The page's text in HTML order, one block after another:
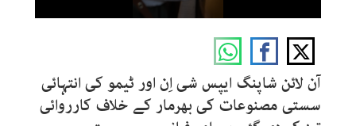
seconds
آن لائن شاپنگ ایپس شی اِن اور ٹیمو کی انتہائی
سستی مصنوعات کی بھرمار کے خلاف کارروائی